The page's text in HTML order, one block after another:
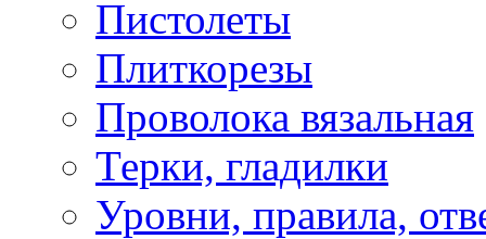
Пистолеты
Плиткорезы
Проволока вязальная
Терки, гладилки
Уровни, правила,